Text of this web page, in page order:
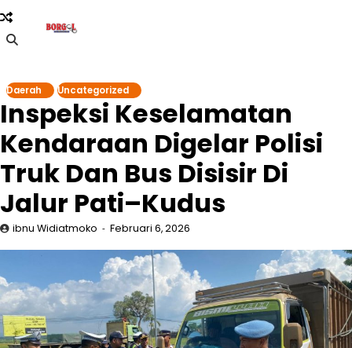
Skip
to
content
Daerah Uncategorized
Inspeksi Keselamatan
Kendaraan Digelar Polisi
Truk Dan Bus Disisir Di
Jalur Pati–Kudus
ibnu Widiatmoko Februari 6, 2026